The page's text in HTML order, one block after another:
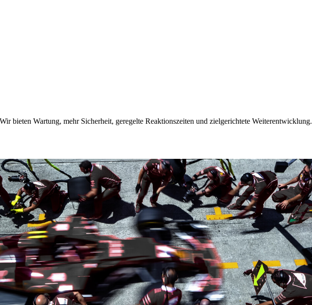
bieten Wartung, mehr Sicherheit, geregelte Reaktionszeiten und zielgerichtete Weiterentwicklung.